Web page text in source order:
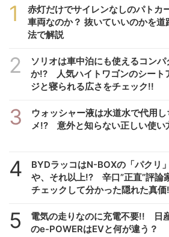
1
赤灯だけでサイレンなしのパトカ
車両なのか？ 抜いていいのかを道
法で解説
2
ソリオは車中泊にも使えるコンパ
か!? 人気ハイトワゴンのシート
ジと寝られる広さをチェック!!
3
ウォッシャー液は水道水で代用
メ!? 意外と知らない正しい使い
4
BYDラッコはN-BOXの「パクリ
や、それ以上!? 辛口”正直”評論
チェックして分かった隠れた真価
5
電気の走りなのに充電不要!! 日
のe-POWERはEVと何が違う？